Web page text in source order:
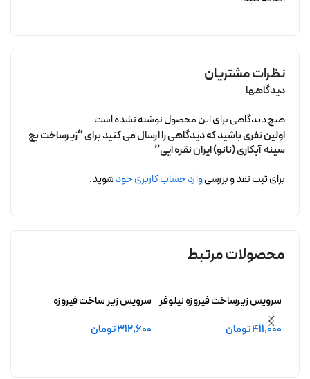
نظرات مشتریان
دیدگاهها
هیچ دیدگاهی برای این محصول نوشته نشده است.
اولین نفری باشید که دیدگاهی را ارسال می کنید برای “زیرساخت بج
سینه آبکاری (نانو) ایران نقره ایی”
برای ثبت نقد و بررسیوارد حساب کاربری خودشوید.
محصولات مرتبط
سرویس زیرساخت فیروزه نیلوفر
بدون آبکاری
411,000تومان
سرویس زیر ساخت فیروزه
312,600تومان